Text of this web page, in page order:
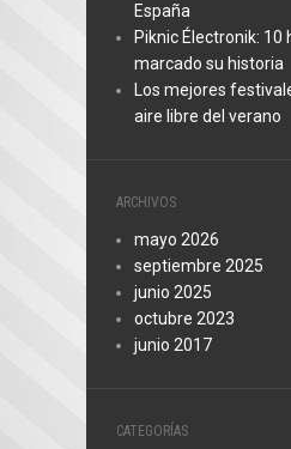
España
Piknic Électronik: 10
marcado su historia
Los mejores
aire libre del verano
ARCHIVOS
mayo 2026
septiembre 2025
junio 2025
octubre 2023
junio 2017
CATEGORÍAS